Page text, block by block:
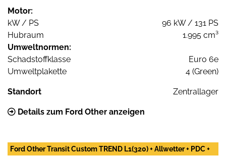
Motor:
kW / PS
96 kW / 131 PS
Hubraum
1.995 cm³
Umweltnormen:
Schadstoffklasse
Euro 6e
Umweltplakette
4 (Green)
Standort Zentrallager
Details zum Ford Other anzeigen
Ford Other Transit Custom TREND L1(320) + Allwetter + PDC +